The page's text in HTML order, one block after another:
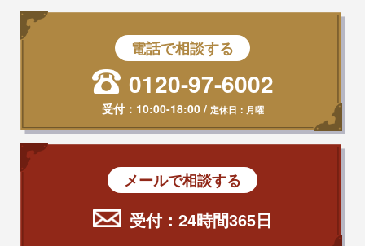
電話で相談する
0120-97-6002
受付： 10:00-18:00/ 定休日：月曜
メールで相談する
受付：24時間365日